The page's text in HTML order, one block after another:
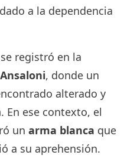
a la dependencia
registró en la
, donde un
alterado y
En ese contexto, el
un arma blanca que
a su aprehensión.